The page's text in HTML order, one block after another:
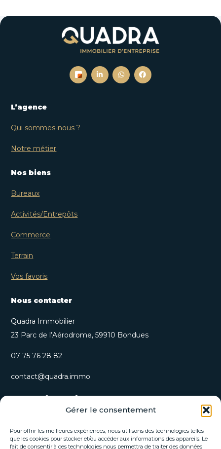
Gérer le consentement
Pour offrir les meilleures expériences, nous utilisons des technologies telles
que les cookies pour stocker et/ou accéder aux informations des appareils. Le
fait de consentir à ces technologies nous permettra de traiter des données
L’agence
Qui sommes-nous ?
Notre métier
Nos biens
Bureaux
Activités/Entrepôts
Commerce
Terrain
Vos favoris
Nous contacter
Quadra Immobilier
23 Parc de l’Aérodrome, 59910 Bondues
07 75 76 28 82
contact@quadra.immo
S’inscrire à notre newsletter
Recevez nos opportunités immobilières et actualités
directement par email.